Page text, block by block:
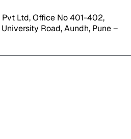
Ltd, Office No 401-402,
Road, Aundh, Pune –